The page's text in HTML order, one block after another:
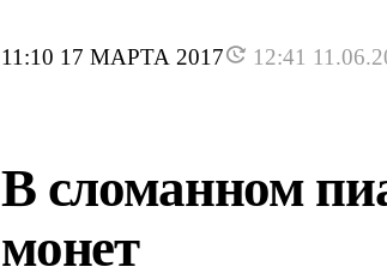
11:10 17 МАРТА 2017 12:41
В сломанном
монет